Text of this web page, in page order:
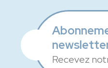
Recevez